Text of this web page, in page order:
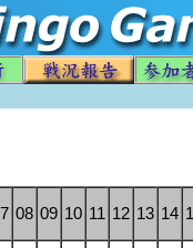
08 09 10 11 12 13 14